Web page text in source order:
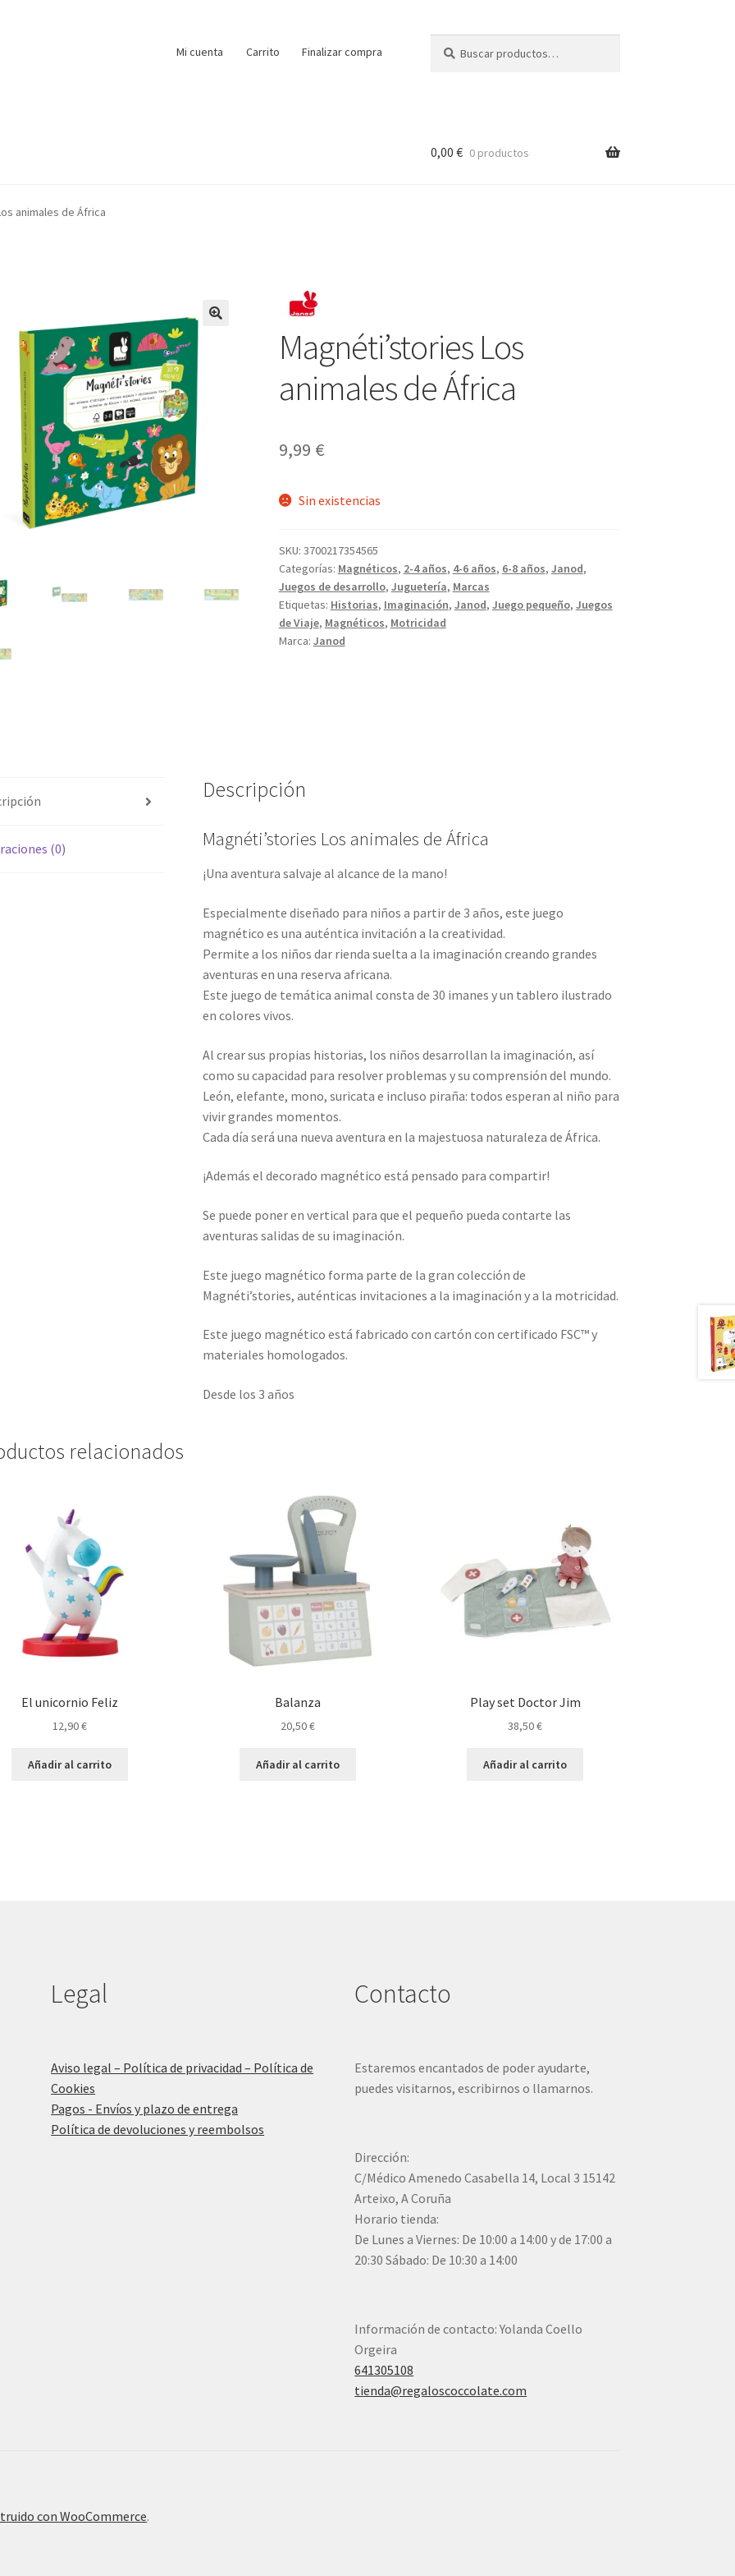
Mi cuenta Carrito Finalizar compra
por:
0,00 € 0 productos
animales de África
Magnéti’stories Los
animales de África
9,99 €
Sin existencias
SKU: 3700217354565
Categorías: Magnéticos, 2-4 años, 4-6 años, 6-8 años, Janod,
Juegos de desarrollo, Juguetería, Marcas
Etiquetas: Historias, Imaginación, Janod, Juego pequeño, Juegos
de Viaje, Magnéticos, Motricidad
Marca: Janod
(0)
Descripción
Magnéti’stories Los animales de África
¡Una aventura salvaje al alcance de la mano!
Especialmente diseñado para niños a partir de 3 años, este juego
magnético es una auténtica invitación a la creatividad.
Permite a los niños dar rienda suelta a la imaginación creando grandes
aventuras en una reserva africana.
Este juego de temática animal consta de 30 imanes y un tablero ilustrado
en colores vivos.
Al crear sus propias historias, los niños desarrollan la imaginación, así
como su capacidad para resolver problemas y su comprensión del mundo.
León, elefante, mono, suricata e incluso piraña: todos esperan al niño para
vivir grandes momentos.
Cada día será una nueva aventura en la majestuosa naturaleza de África.
¡Además el decorado magnético está pensado para compartir!
Se puede poner en vertical para que el pequeño pueda contarte las
aventuras salidas de su imaginación.
Este juego magnético forma parte de la gran colección de
Magnéti’stories, auténticas invitaciones a la imaginación y a la motricidad.
Este juego magnético está fabricado con cartón con certificado FSC™ y
materiales homologados.
Desde los 3 años
relacionados
El unicornio Feliz
12,90€
Añadir al carrito
Balanza
20,50€
Añadir al carrito
Play set Doctor Jim
38,50€
Añadir al carrito
Legal
Aviso legal – Política de privacidad – Política de
Cookies
Pagos - Envíos y plazo de entrega
Política de devoluciones y reembolsos
Contacto
Estaremos encantados de poder ayudarte,
puedes visitarnos, escribirnos o llamarnos.
Dirección:
C/Médico Amenedo Casabella 14, Local 3 15142
Arteixo, A Coruña
Horario tienda:
De Lunes a Viernes: De 10:00 a 14:00 y de 17:00 a
20:30 Sábado: De 10:30 a 14:00
Información de contacto: Yolanda Coello
Orgeira
641305108
tienda@regaloscoccolate.com
con WooCommerce.